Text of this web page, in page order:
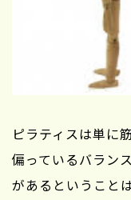
ピラティスは単に
偏っているバラン
があるということ